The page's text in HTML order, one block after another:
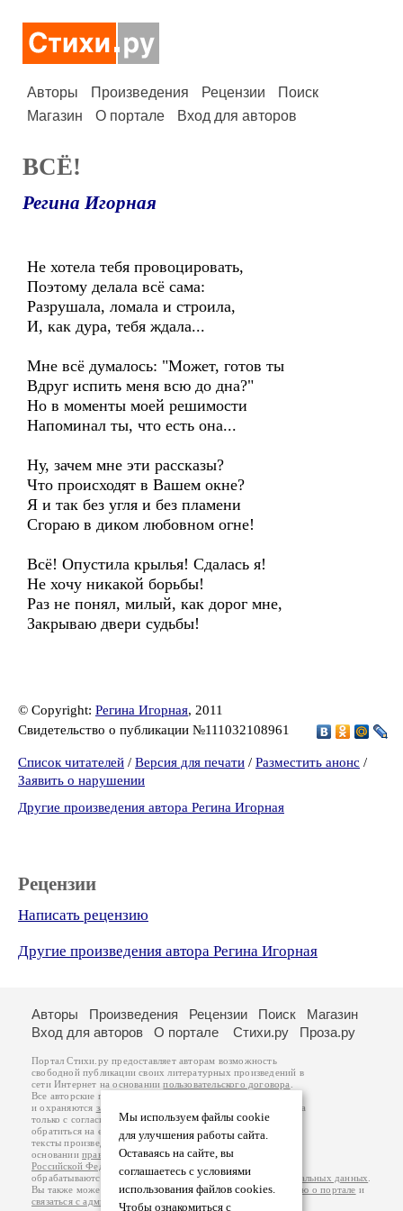
Авторы Произведения Рецензии
Поиск
Магазин
О портале Вход для авторов
ВСЁ!
Регина Игорная
Не хотела тебя провоцировать,
Поэтому делала всё сама:
Разрушала, ломала и строила,
И, как дура, тебя ждала...
Мне всё думалось: "Может, готов ты
Вдруг испить меня всю до дна?"
Но в моменты моей решимости
Напоминал ты, что есть она...
Ну, зачем мне эти рассказы?
Что происходят в Вашем окне?
Я и так без угля и без пламени
Сгораю в диком любовном огне!
Всё! Опустила крылья! Сдалась я!
Не хочу никакой борьбы!
Раз не понял, милый, как дорог мне,
Закрываю двери судьбы!
© Copyright: Регина Игорная, 2011
Свидетельство о публикации №111032108961
Список читателей / Версия для печати / Разместить анонс /
Заявить о нарушении
Другие произведения автора Регина Игорная
Рецензии
Написать рецензию
Другие произведения автора Регина Игорная
Мы используем файлы cookie
для улучшения работы сайта.
Оставаясь на сайте, вы
соглашаетесь с условиями
использования файлов cookies.
Чтобы ознакомиться с
Авторы Произведения Рецензии Поиск
Магазин
Вход для авторов
О портале Стихи.ру Проза.ру
Портал Стихи.ру предоставляет авторам возможность
свободной публикации своих литературных произведений в
сети Интернет на основаниипользовательского договора
Все авторские права на произведения принадлежат авторам
и охраняются законом
. Перепечатка произведений возможна
только с согласия его автора, к которому вы можете
обратиться на его авторской странице. Ответственность за
тексты произведений авторы несут самостоятельно на
основанииправил публикацииизаконодательства
Российской Федерации
обрабатываются на основанииПолитики обработки персональных данных
Вы также можете посмотреть более подробнуюинформацию о портале и
связаться с администрацией